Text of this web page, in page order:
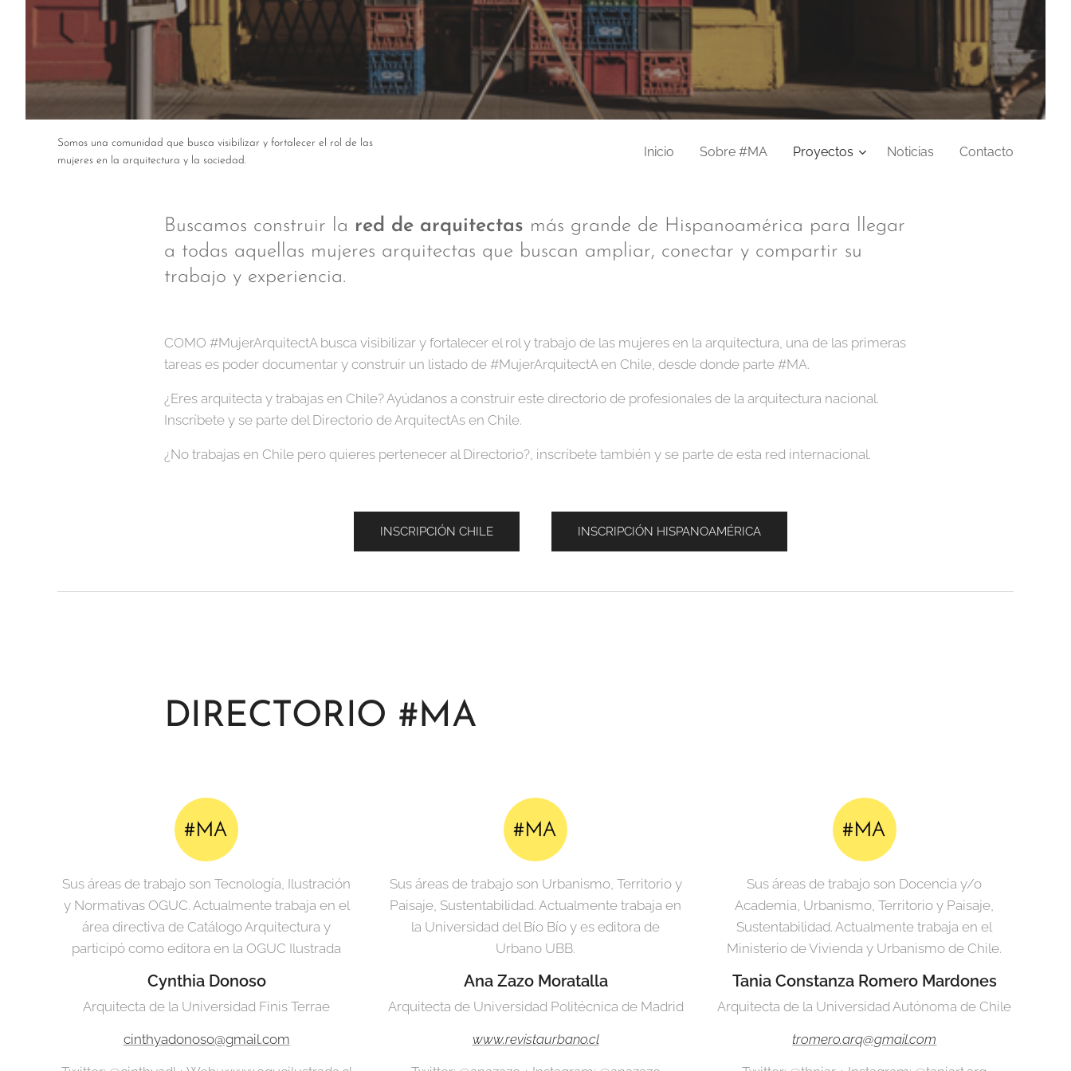
Somos una comunidad que busca visibilizar y fortalecer el rol de las
mujeres en la arquitectura y la sociedad.
Inicio Sobre #MA Proyectos Noticias Contacto
Buscamos construir la red de arquitectas más grande de Hispanoamérica para llegar
a todas aquellas mujeres arquitectas que buscan ampliar, conectar y compartir su
trabajo y experiencia.
COMO #MujerArquitectA busca visibilizar y fortalecer el rol y trabajo de las mujeres en la arquitectura, una de las primeras
tareas es poder documentar y construir un listado de #MujerArquitectA en Chile, desde donde parte #MA.
¿Eres arquitecta y trabajas en Chile? Ayúdanos a construir este directorio de profesionales de la arquitectura nacional.
Inscríbete y se parte del Directorio de ArquitectAs en Chile.
¿No trabajas en Chile pero quieres pertenecer al Directorio?, inscríbete también y se parte de esta red internacional.
INSCRIPCIÓN CHILE INSCRIPCIÓN HISPANOAMÉRICA
DIRECTORIO #MA
Sus áreas de trabajo son Tecnología, Ilustración
y Normativas OGUC. Actualmente trabaja en el
área directiva de Catálogo Arquitectura y
participó como editora en la OGUC Ilustrada
Cynthia Donoso
Arquitecta de la Universidad Finis Terrae
cinthyadonoso@gmail.com
Sus áreas de trabajo son Urbanismo, Territorio y
Paisaje, Sustentabilidad. Actualmente trabaja en
la Universidad del Bío Bío y es editora de
Urbano UBB.
AnaZazo Moratalla
Arquitecta de Universidad Politécnica de Madrid
www.revistaurbano.cl
Sus áreas de trabajo son Docencia y/o
Academia, Urbanismo, Territorio y Paisaje,
Sustentabilidad. Actualmente trabaja en el
Ministerio de Vivienda y Urbanismo de Chile.
Tania Constanza Romero Mardones
Arquitecta de la Universidad Autónoma de Chile
tromero.arq@gmail.com